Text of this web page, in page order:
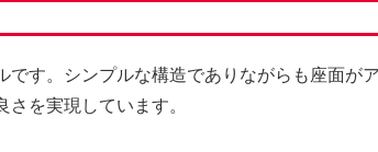
す。シンプルな構造でありながらも座面が
を実現しています。